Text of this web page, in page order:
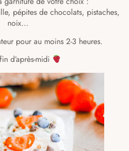
pépites de chocolats, pistaches,
noix…
pour au moins 2-3 heures.
d’après-midi